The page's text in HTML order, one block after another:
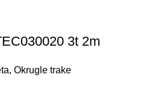
3t 2m
, Okrugle trake